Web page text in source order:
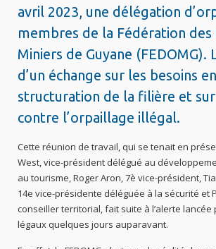
avril 2023, une délégation
membres de la Fédération
Miniers de Guyane (FEDOMG).
d’un échange sur les besoins
structuration de la filière et
contre l’orpaillage illégal.
Cette réunion de travail, qui se tenait en
West, vice-président délégué au
au tourisme, Roger Aron, 7è vice-président,
14e vice-présidente déléguée à la sécurité et
conseiller territorial, fait suite à l’alerte
légaux quelques jours auparavant.